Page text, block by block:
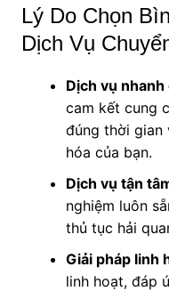
Lý Do Chọn
Dịch Vụ
Dịch vụ
cam kết cung
đúng thời gian
hóa của bạn.
Dịch vụ tận
nghiệm luôn
thủ tục hải
Giải pháp linh
linh hoạt, đáp